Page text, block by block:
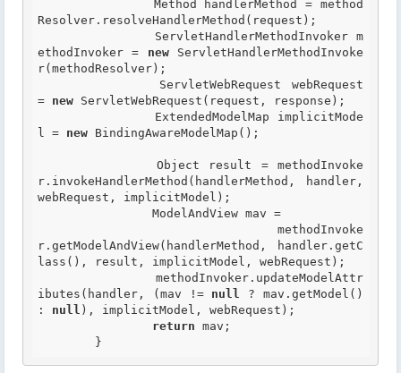
Resolver.resolveHandlerMethod(request);
ethodInvoker = new ServletHandlerMethodInvoke
r(methodResolver);
= new ServletWebRequest(request, response);
l = new BindingAwareModelMap();
r.invokeHandlerMethod(handlerMethod, handler,
webRequest, implicitModel);
r.getModelAndView(handlerMethod, handler.getC
lass(), result, implicitModel, webRequest);
ibutes(handler, (mav != null ? mav.getModel()
: null ), implicitModel, webRequest);
return mav;
	}